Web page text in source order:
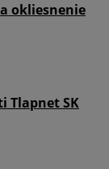
okliesnenie
Tlapnet SK